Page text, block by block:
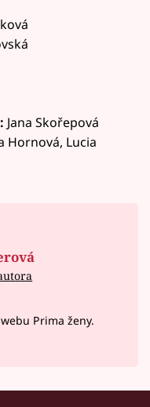
Jana Skořepová
Hornová, Lucia
Prima ženy.